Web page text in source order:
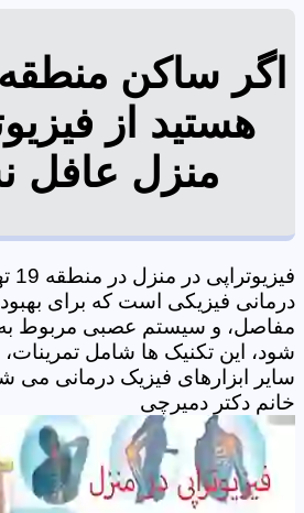
هستید از
منزل عافل
درمانی فیزیکی است که برای
مفاصل، و سیستم عصبی مربوط
شود، این تکنیک ها شامل تمرینات،
خانم دکتر دمیرچی